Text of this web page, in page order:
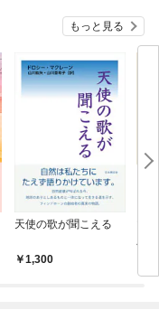
もっと見る
天使の歌が聞こえる
1,300
版